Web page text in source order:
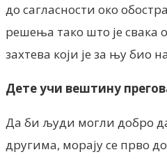
до сагласности око
решења тако што је свака
захтева који је за њу био
Дете учи вештину
Да би људи могли добро
другима, морају се прво